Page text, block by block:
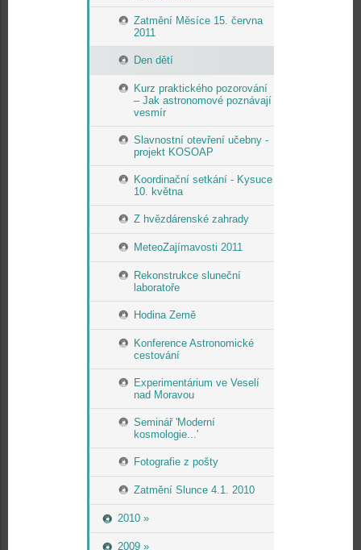
Zatmění Měsíce 15. června
2011
Den dětí
Kurz praktického pozorování
– Jak astronomové poznávají
vesmír
Slavnostní otevření učebny -
projekt KOSOAP
Koordinační setkání - Kysuce
10. května
Z hvězdárenské zahrady
MeteoZajímavosti 2011
Rekonstrukce sluneční
laboratoře
Hodina Země
Konference Astronomické
cestování
Experimentárium ve Veselí
nad Moravou
Seminář 'Moderní
kosmologie...'
Fotografie z pošty
Zatmění Slunce 4.1. 2010
2010 »
2009 »